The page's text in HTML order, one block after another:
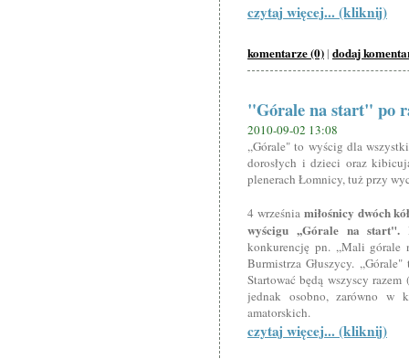
czytaj więcej... (kliknij)
komentarze (0) | dodaj
"Górale na start" po
2010-09-02 13:08
,,Górale" to wyścig dla
dorosłych i dzieci oraz
plenerach Łomnicy, tuż przy
4 wrześniamiłośnicy dwóch
wyścigu ,,Górale na start".
konkurencję pn. ,,Mali górale
Burmistrza Głuszycy.
Startować będą wszyscy
jednak osobno, zarówno w
amatorskich.
czytaj więcej... (kliknij)